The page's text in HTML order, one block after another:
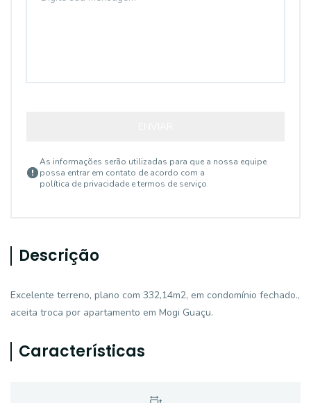
As informações serão utilizadas para que a nossa equipe
possa entrar em contato de acordo com a
política de privacidade e termos de serviço
Descrição
Excelente terreno, plano com 332,14m2, em condomínio fechado.,
aceita troca por apartamento em Mogi Guaçu.
Características